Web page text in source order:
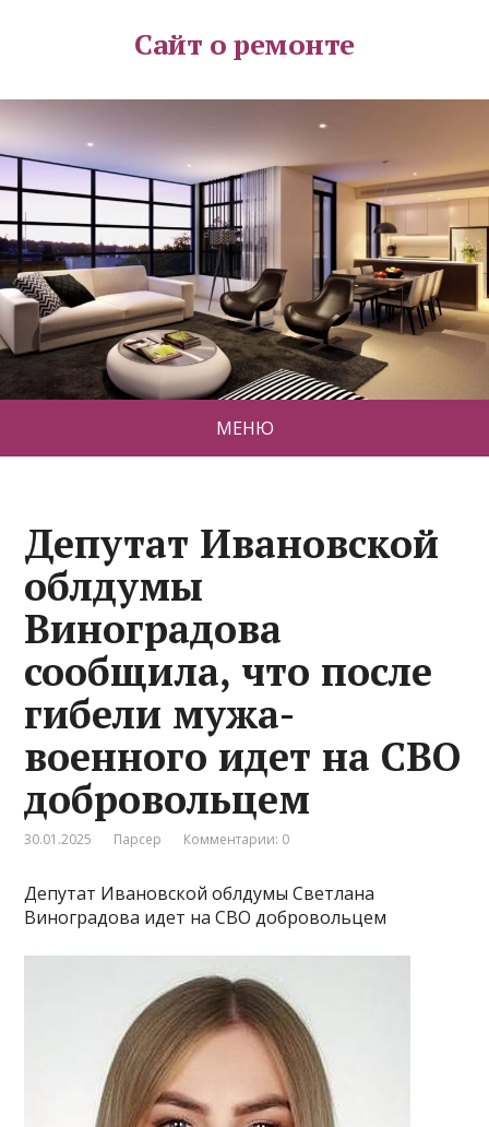
Сайт о ремонте
МЕНЮ
Депутат Ивановской
облдумы
Виноградова
сообщила, что после
гибели мужа-
военного идет на СВО
добровольцем
30.01.2025 Парсер Комментарии: 0
Депутат Ивановской облдумы Светлана
Виноградова идет на СВО добровольцем